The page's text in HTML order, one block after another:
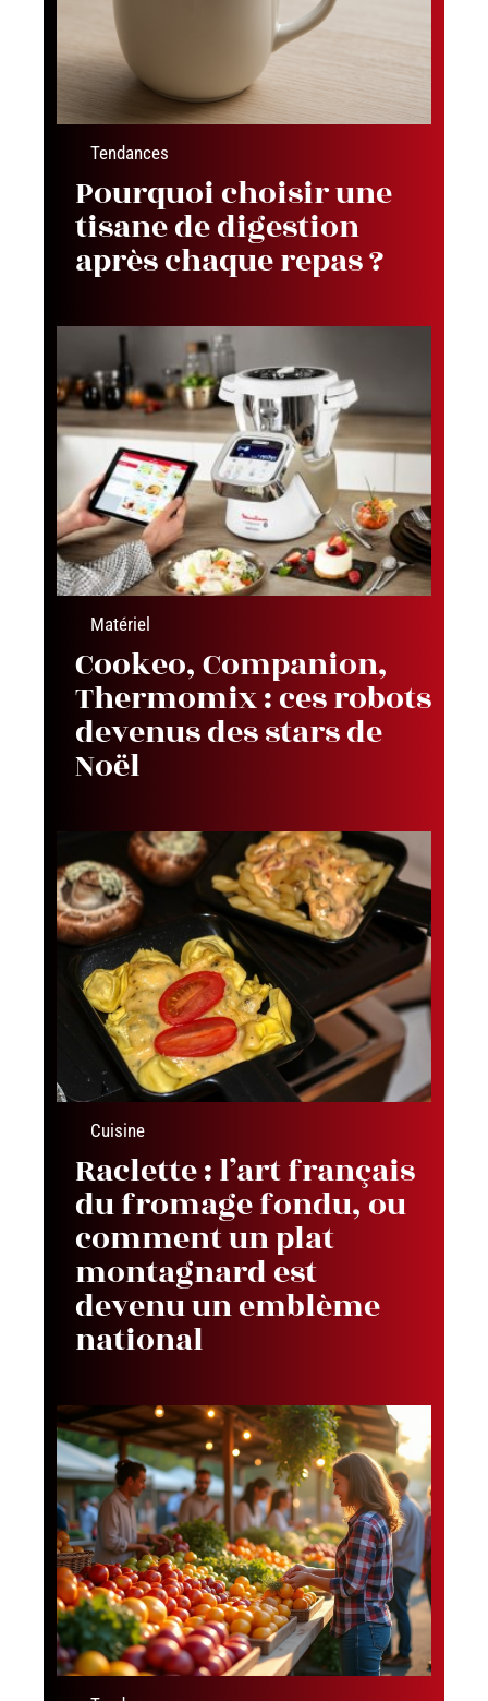
Tendances
Pourquoi choisir une
tisane de digestion
après chaque repas ?
Matériel
Cookeo, Companion,
Thermomix : ces robots
devenus des stars de
Noël
Cuisine
Raclette : l’art français
du fromage fondu, ou
comment un plat
montagnard est
devenu un emblème
national